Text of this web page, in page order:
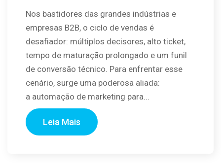
Nos bastidores das grandes indústrias e
empresas B2B, o ciclo de vendas é
desafiador: múltiplos decisores, alto ticket,
tempo de maturação prolongado e um funil
de conversão técnico. Para enfrentar esse
cenário, surge uma poderosa aliada:
a automação de marketing para...
Leia Mais